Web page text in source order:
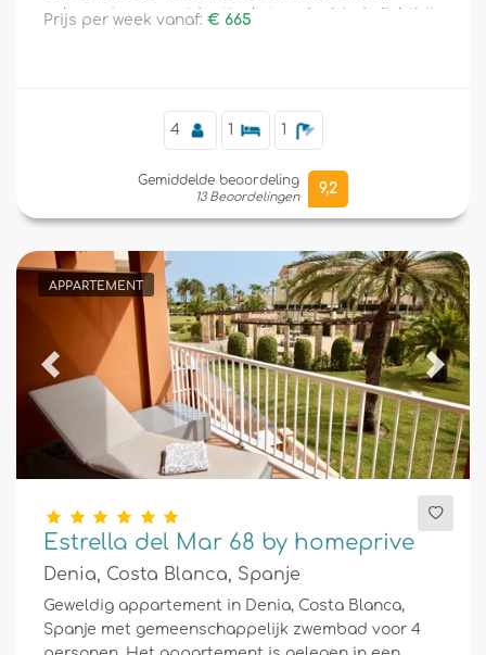
gelegen in een residentieel strandgebied, dichtbij
Prijs per week vanaf: € 665
4 1 1
Gemiddelde beoordeling
13 Beoordelingen
9,2
APPARTEMENT
Previous Next
Estrella del Mar 68 by homeprive
Denia, Costa Blanca, Spanje
Geweldig appartement in Denia, Costa Blanca,
Spanje met gemeenschappelijk zwembad voor 4